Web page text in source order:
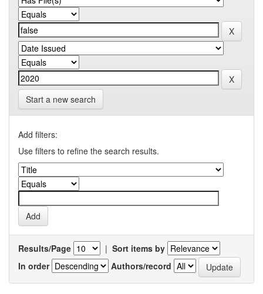
Start a new search
Add filters:
Use filters to refine the search results.
Results/Page | Sort items by
In order
Authors/record